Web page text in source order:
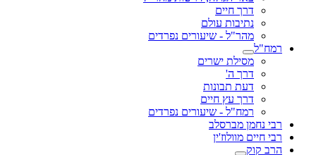
דרך חיים
נתיבות עולם
מהר"ל - שיעורים נפרדים
רמח"ל
מסילת ישרים
דרך ה'
דעת תבונות
דרך עץ חיים
רמח"ל - שיעורים נפרדים
רבי נחמן מברסלב
רבי חיים מוולוז'ין
הרב קוק